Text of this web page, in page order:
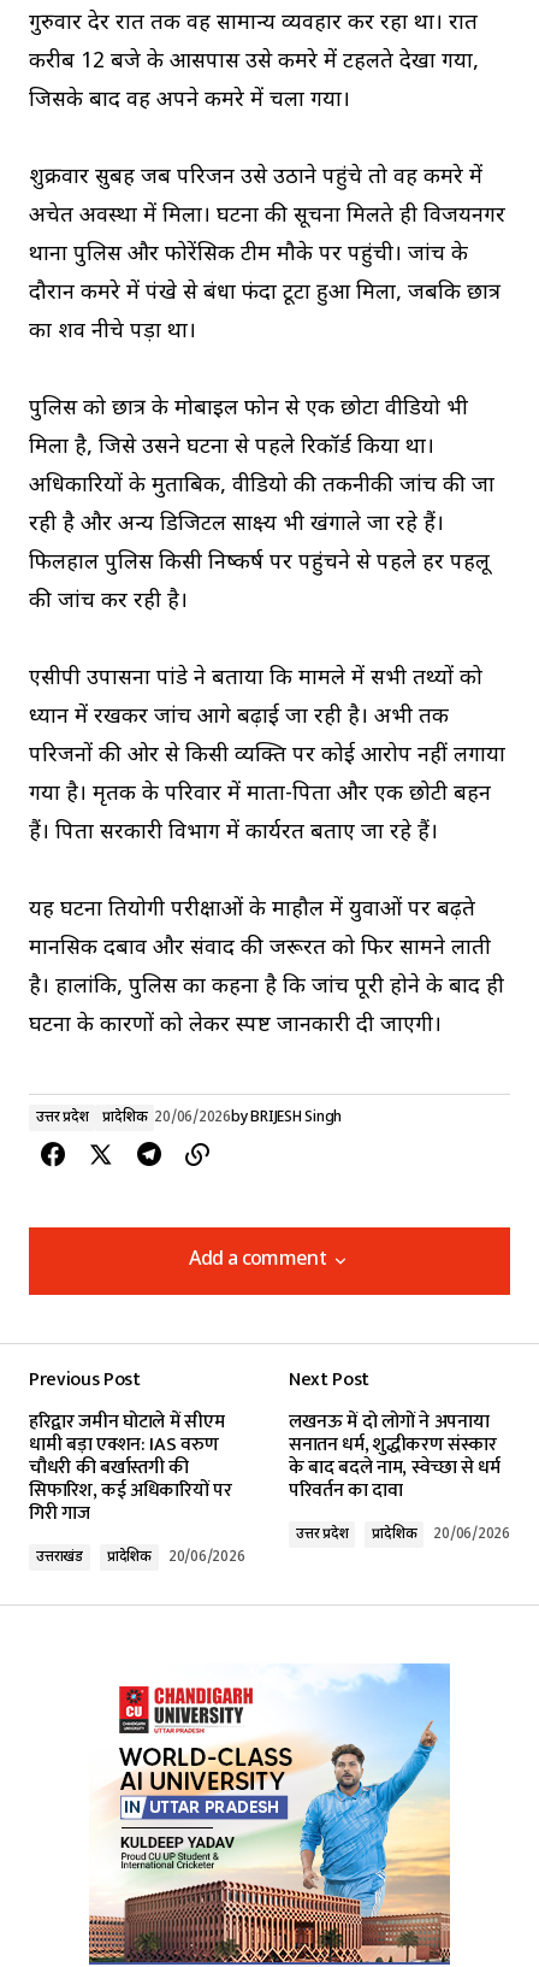
गुरुवार देर रात तक वह सामान्य व्यवहार कर रहा था। रात
करीब 12 बजे के आसपास उसे कमरे में टहलते देखा गया,
जिसके बाद वह अपने कमरे में चला गया।
शुक्रवार सुबह जब परिजन उसे उठाने पहुंचे तो वह कमरे में
अचेत अवस्था में मिला। घटना की सूचना मिलते ही विजयनगर
थाना पुलिस और फोरेंसिक टीम मौके पर पहुंची। जांच के
दौरान कमरे में पंखे से बंधा फंदा टूटा हुआ मिला, जबकि छात्र
का शव नीचे पड़ा था।
पुलिस को छात्र के मोबाइल फोन से एक छोटा वीडियो भी
मिला है, जिसे उसने घटना से पहले रिकॉर्ड किया था।
अधिकारियों के मुताबिक, वीडियो की तकनीकी जांच की जा
रही है और अन्य डिजिटल साक्ष्य भी खंगाले जा रहे हैं।
फिलहाल पुलिस किसी निष्कर्ष पर पहुंचने से पहले हर पहलू
की जांच कर रही है।
एसीपी उपासना पांडे ने बताया कि मामले में सभी तथ्यों को
ध्यान में रखकर जांच आगे बढ़ाई जा रही है। अभी तक
परिजनों की ओर से किसी व्यक्ति पर कोई आरोप नहीं लगाया
गया है। मृतक के परिवार में माता-पिता और एक छोटी बहन
हैं। पिता सरकारी विभाग में कार्यरत बताए जा रहे हैं।
यह घटना प्रतियोगी परीक्षाओं के माहौल में युवाओं पर बढ़ते
मानसिक दबाव और संवाद की जरूरत को फिर सामने लाती
है। हालांकि, पुलिस का कहना है कि जांच पूरी होने के बाद ही
घटना के कारणों को लेकर स्पष्ट जानकारी दी जाएगी।
उत्तर प्रदेश प्रादेशिक 20/06/2026byBRIJESH Singh
Add a comment
Add a comment
Required fields are marked*
Comment*
Your E-mail*
Submit Comment
Previous Post
हरिद्वार जमीन घोटाले में सीएम
धामी बड़ा एक्शन: IAS वरुण
चौधरी की बर्खास्तगी की
सिफारिश, कई अधिकारियों पर
गिरी गाज
उत्तराखंड प्रादेशिक 20/06/2026
Next Post
लखनऊ में दो लोगों ने अपनाया
सनातन धर्म, शुद्धीकरण संस्कार
के बाद बदले नाम, स्वेच्छा से धर्म
परिवर्तन का दावा
उत्तर प्रदेश प्रादेशिक 20/06/2026